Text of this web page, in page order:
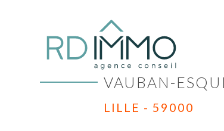
VAUBAN-
LILLE - 59000